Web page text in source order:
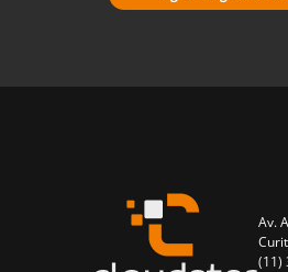
Av.
(11)